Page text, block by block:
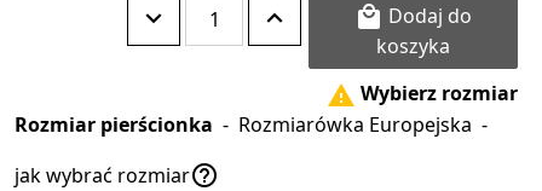

koszyka
 Wybierz rozmiar
Rozmiar pierścionka - Rozmiarówka Europejska -
jak wybrać rozmiar